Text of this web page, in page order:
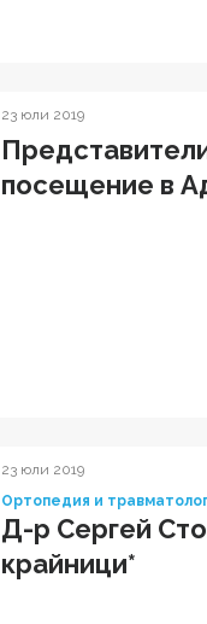
23 юли 2019
посещение в
23 юли 2019
Ортопедия и
Д-р Сергей
крайници*